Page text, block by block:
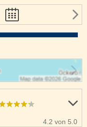
4.2 von 5.0